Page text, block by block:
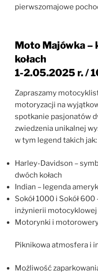
pierwszomajowe
Moto Majówka –
kołach
1-2.05.2025 r. /
Zapraszamy
motoryzacji na
spotkanie pasjonatów
zwiedzenia unikalnej
w tym legend takich jak:
Harley-Davidson –
dwóch kołach
Indian – legenda
Sokół 1000 i Sokół
inżynierii motocyklowej
Motorynki i
Piknikowa atmosfera i
Możliwość